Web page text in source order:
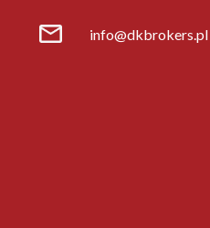
info@dkbrokers.pl